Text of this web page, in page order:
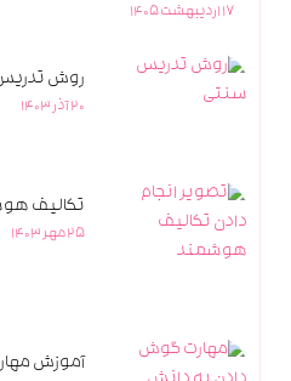
17 اردیبهشت 1405
روش
20 آذر 1403
تکالیف
25 مهر 1403
آموزش